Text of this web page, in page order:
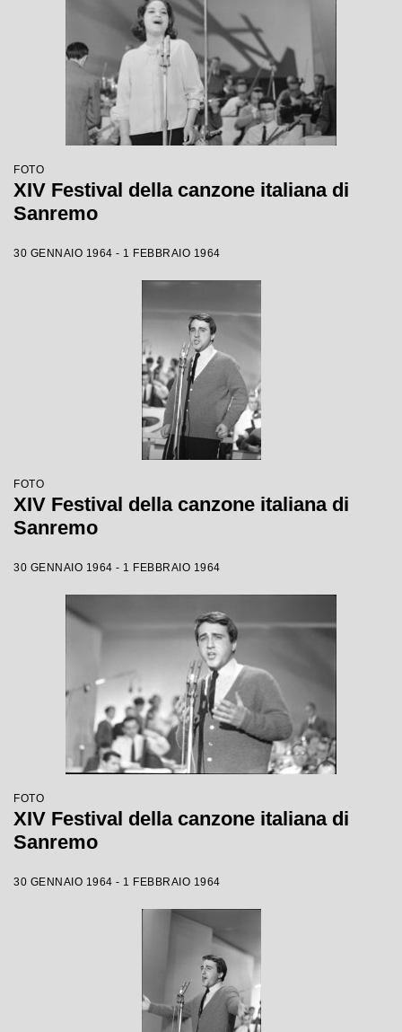
FOTO
XIV Festival della canzone italiana di
Sanremo
30 GENNAIO 1964 - 1 FEBBRAIO 1964
FOTO
XIV Festival della canzone italiana di
Sanremo
30 GENNAIO 1964 - 1 FEBBRAIO 1964
FOTO
XIV Festival della canzone italiana di
Sanremo
30 GENNAIO 1964 - 1 FEBBRAIO 1964